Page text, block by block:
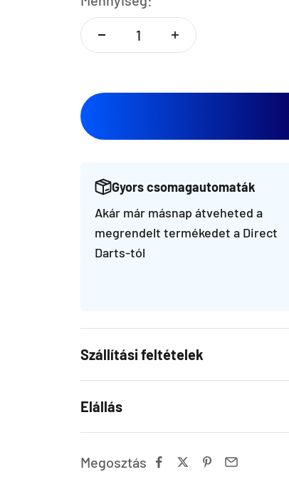
Gyors csomagautomaták
Akár már másnap átveheted a
megrendelt termékedet a Direct
Darts-tól
Szállítási feltételek
Elállás
Megosztás